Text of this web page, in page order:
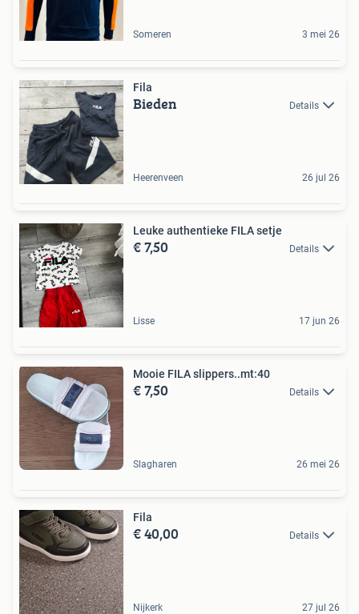
Someren 3 mei 26
Fila
Bieden Details
Heerenveen 26 jul 26
Leuke authentieke FILA setje
€ 7,50 Details
Lisse 17 jun 26
Mooie FILA slippers..mt:40
€ 7,50 Details
Slagharen 26 mei 26
Fila
€ 40,00 Details
Nijkerk 27 jul 26